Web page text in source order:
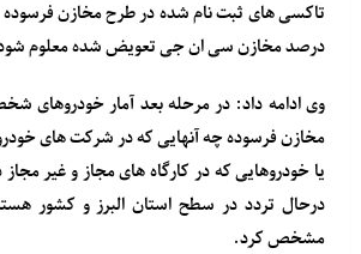
تاکسی های ثبت نام شده در طرح مخازن
درصد مخازن سی ان جی تعویض شده معلوم
وی ادامه داد: در مرحله بعد آمار خودروهای
مخازن فرسوده چه آنهایی که در شرکت های
یا خودروهایی که در کارگاه های مجاز و غیر
درحال تردد در سطح استان البرز و کشور
مشخص کرد.